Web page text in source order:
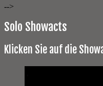
-->
Solo Showacts
Klicken Sie auf die